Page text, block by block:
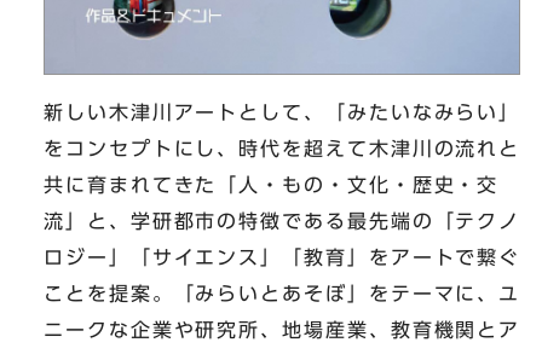
新しい木津川アートとして、「みたいなみらい」
をコンセプトにし、時代を超えて木津川の流れと
共に育まれてきた「人・もの・文化・歴史・交
流」と、学研都市の特徴である最先端の「テクノ
ロジー」「サイエンス」「教育」をアートで繋ぐ
ことを提案。「みらいとあそぼ」をテーマに、ユ
ニークな企業や研究所、地場産業、教育機関とア